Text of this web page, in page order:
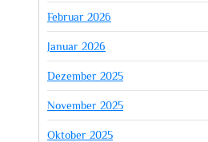
Februar 2026
Januar 2026
Dezember 2025
November 2025
Oktober 2025